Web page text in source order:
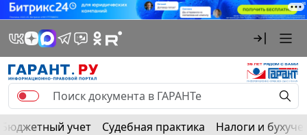
Бюджетный учет Судебная практика Налоги и